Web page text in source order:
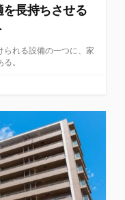
長持ちさせる
られる設備の一つに、家
。